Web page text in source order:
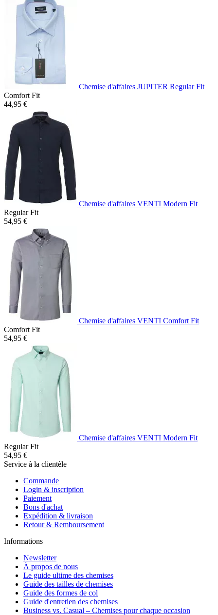
Chemise d'affaires JUPITER Regular Fit
Comfort Fit
44,95 €
Chemise d'affaires VENTI Modern Fit
Regular Fit
54,95 €
Chemise d'affaires VENTI Comfort Fit
Comfort Fit
54,95 €
Chemise d'affaires VENTI Modern Fit
Regular Fit
54,95 €
Service à la clientèle
Commande
Login & inscription
Paiement
Bons d'achat
Expédition & livraison
Retour & Remboursement
Informations
Newsletter
À propos de nous
Le guide ultime des chemises
Guide des tailles de chemises
Guide des formes de col
Guide d'entretien des chemises
Business vs. Casual – Chemises pour chaque occasion